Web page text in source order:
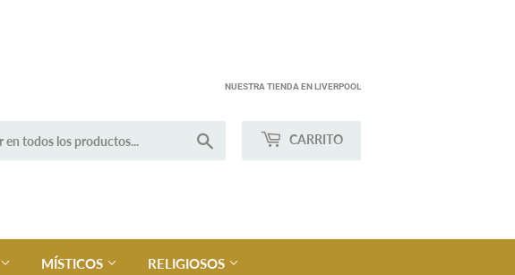
NUESTRA TIENDA EN LIVERPOOL
CARRITO
MÍSTICOS RELIGIOSOS